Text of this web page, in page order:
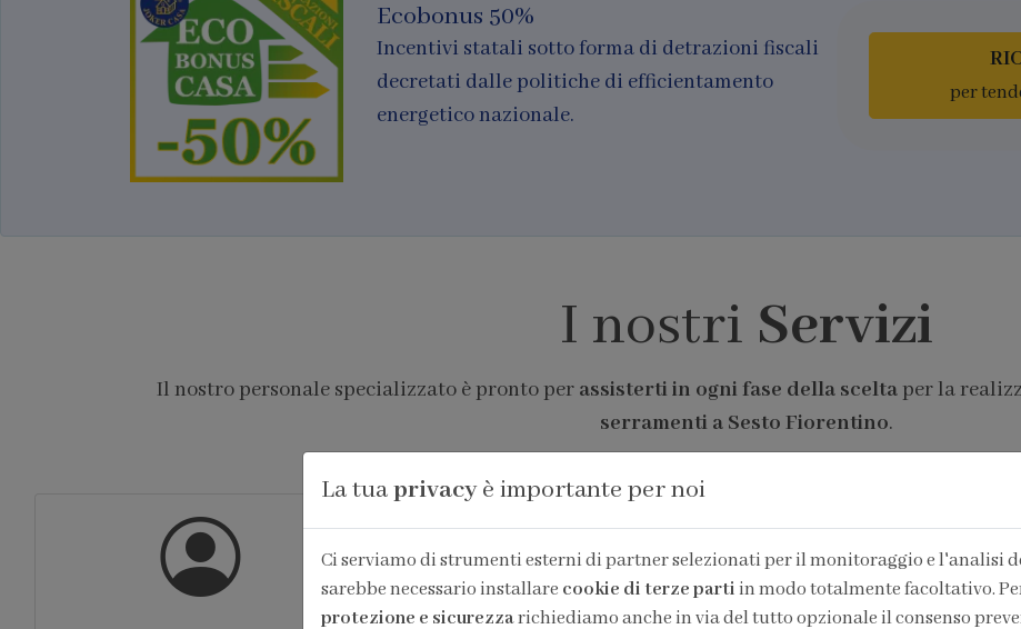
Ecobonus 50%
Incentivi statali sotto forma di detrazioni fiscali
decretati dalle politiche di efficientamento
energetico nazionale.
per
I nostri Servizi
Il nostro personale specializzato è pronto per assisterti in ogni fase della sceltaper la
serramenti a Sesto Fiorentino.
La tuaprivacy è importante per noi
Ci serviamo di strumenti esterni di partner selezionati per il monitoraggio e l'analisi
sarebbe necessario installare cookie di terze partiin modo totalmente facoltativo.
protezione e sicurezzarichiediamo anche in via del tutto opzionale il consenso